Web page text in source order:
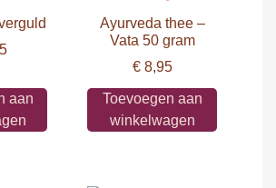
aan
Ayurveda thee –
Vata 50 gram
€8,95
Toevoegen aan
winkelwagen